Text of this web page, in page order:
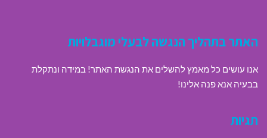
האתר בתהליך הנגשה לבעלי מוגבלויות
אנו עושים כל מאמץ להשלים את הנגשת האתר! במידה ונתקלת
בבעיה אנא פנה אלינו!
תגיות